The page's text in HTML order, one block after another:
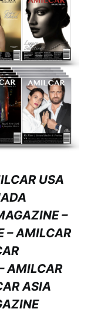
USA
–
– AMILCAR
AMILCAR
ASIA